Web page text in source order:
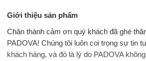
Giới thiệu sản phẩm
Chân thành cảm ơn quý khách đã ghé
PADOVA! Chúng tôi luôn coi trọng sự tin
khách hàng, và đó là lý do PADOVA